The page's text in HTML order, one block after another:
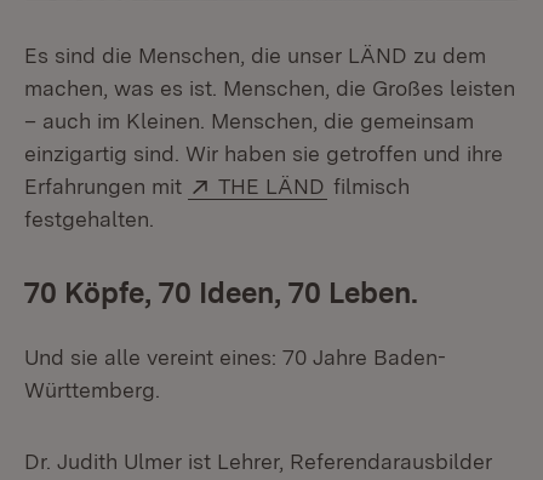
Es sind die Menschen, die unser LÄND zu dem
machen, was es ist. Menschen, die Großes leisten
– auch im Kleinen. Menschen, die gemeinsam
einzigartig sind. Wir haben sie getroffen und ihre
Erfahrungen mit
Extern:
THE LÄND (Öffnet in neuem
filmisch
festgehalten.
70 Köpfe, 70 Ideen, 70 Leben.
Und sie alle vereint eines: 70 Jahre Baden-
Württemberg.
Dr. Judith Ulmer ist Lehrer, Referendarausbilder